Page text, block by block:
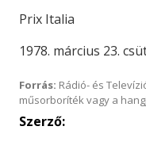
Prix Italia
1978. március 23.
Forrás: Rádió- és
műsorboríték vagy a
Szerző: